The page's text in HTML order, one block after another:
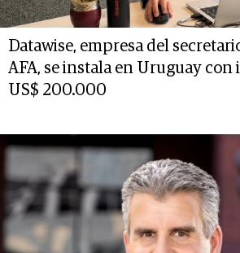
Datawise, empresa del
AFA, se instala en Uruguay con
US$ 200.000